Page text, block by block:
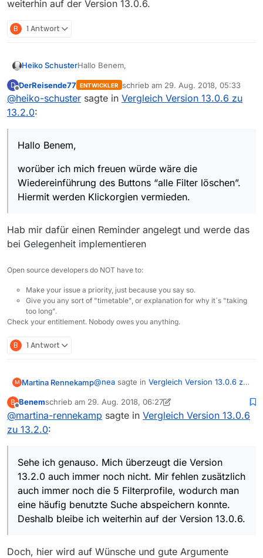
weiterhin auf der Version 13.0.6.
B 1 Antwort
Heiko SchusterHallo Benem,
worüber ich mich freuen würde wäre die
Wiedereinführung des Buttons “alle Filter
D
Offline
DerReisende77 ENTWICKLER schrieb am 29. Aug. 2018, 05:33
zuletzt editiert von
@heiko-schuster sagte in Vergleich Version 13.0.6 zu
13.2.0:
Hallo Benem,
worüber ich mich freuen würde wäre die
Wiedereinführung des Buttons “alle Filter löschen”.
Hiermit werden Klickorgien vermieden.
Hab mir dafür einen Reminder angelegt und werde das
bei Gelegenheit implementieren
Open source developers do NOT have to:
Make your issue a priority, just because you say so.
Give you any sort of "timetable", or explanation for why it´s "taking
too long".
Check your entitlement. Nobody owes you anything.
B 1 Antwort
M Martina Rennekamp@nea sagte in Vergleich Version 13.0.6 zu
Die Filterfunktion wie sie noch in der
den Sendern, die Maximallänge mal
flugs geändert um unentdeckte Filme
zu finden oder gar alle Filme statt nur
die neuen. Mit der neuen
Filterfunktion sind dafür etliche
Klciks nötig und es muss umständlich
gescrollt werden. Wann kommt die
fehlen zusätzlich auch immer noch die 5
Filterprofile, wodurch man eine häufig
benutzte Suche abspeichern konnte.
Deshalb bleibe ich weiterhin auf der
Version 13.0.6.
B
Offline
Benemschrieb am 29. Aug. 2018, 06:27
zuletzt editiert von Benem
@martina-rennekamp sagte in Vergleich Version 13.0.6
zu 13.2.0:
Sehe ich genauso. Mich überzeugt die Version
13.2.0 auch immer noch nicht. Mir fehlen zusätzlich
auch immer noch die 5 Filterprofile, wodurch man
eine häufig benutzte Suche abspeichern konnte.
Deshalb bleibe ich weiterhin auf der Version 13.0.6.
Doch, hier wird auf Wünsche und gute Argumente